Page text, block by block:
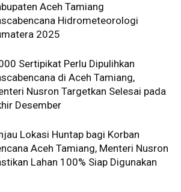
Aceh Tamiang
Hidrometeorologi
2025
Sertipikat Perlu Dipulihkan
di Aceh Tamiang,
Nusron Targetkan Selesai pada
Desember
Lokasi Huntap bagi Korban
Aceh Tamiang, Menteri Nusron
Lahan 100% Siap Digunakan